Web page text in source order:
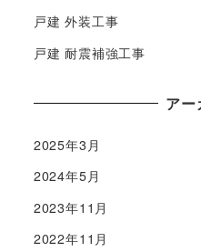
戸建 外装工事
戸建 耐震補強工事
アー
2025年3月
2024年5月
2023年11月
2022年11月